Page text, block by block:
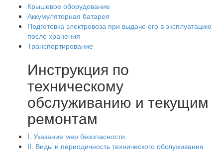
Крышевое оборудование
Аккумуляторная батарея
Подготовка электровоза при выдаче его в эксплуатацию
после хранения
Транспортирование
Инструкция по
техническому
обслуживанию и текущим
ремонтам
I. Указания мер безопасности.
II. Виды и периодичность технического обслуживания